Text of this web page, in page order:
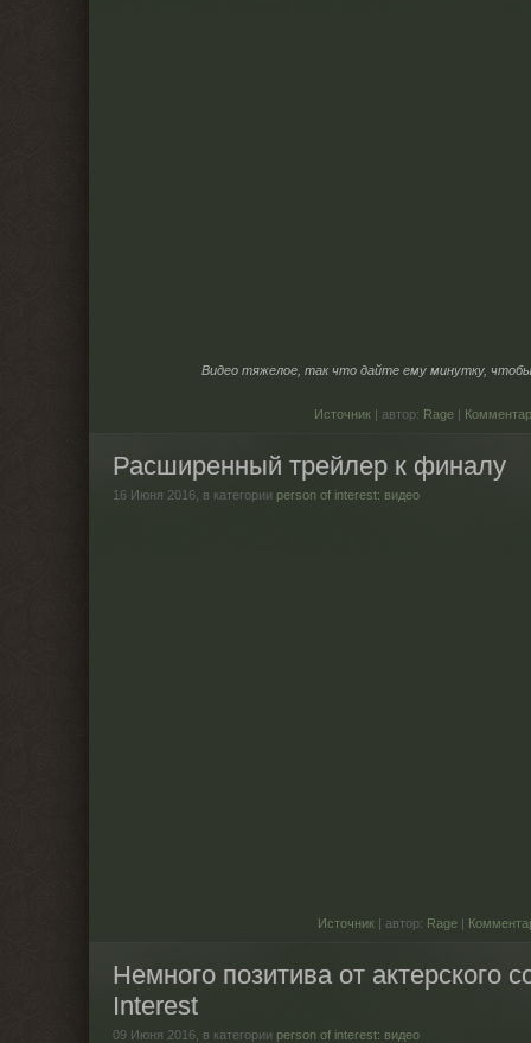
Видео тяжелое, так что дайте ему минутку, чтобы
Источник | автор: Rage |
Расширенный трейлер к финалу
16 Июня 2016, в категории person of interest: видео
Источник | автор: Rage |
Немного позитива от актерского
Interest
09 Июня 2016, в категории person of interest: видео